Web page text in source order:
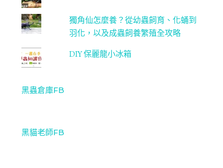
獨角仙怎麼養？從幼蟲飼育、化蛹到
羽化，以及成蟲飼養繁殖全攻略
DIY 保麗龍小冰箱
黑蟲倉庫FB
黑貓老師FB